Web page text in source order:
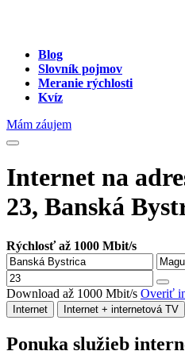
Blog
Slovník pojmov
Meranie rýchlosti
Kvíz
Mám záujem
Internet na
23, Banská
Rýchlosť až 1000 Mbit/s
Download až 1000 Mbit/s Overiť
Internet Internet + internetová TV
Ponuka služieb